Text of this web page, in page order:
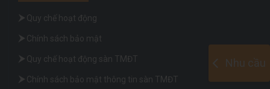
Quy chế hoạt động
Chính sách bảo mật
Quy chế hoạt động sàn TMĐT
Chính sách bảo mật thông tin sàn TMĐT
Nhu cầu